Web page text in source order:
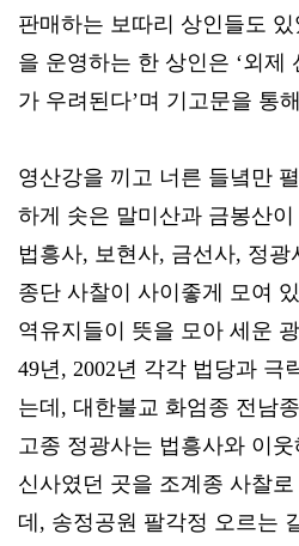
판매하는 보따리 상인들도
을 운영하는 한 상인은 ‘외제
가 우려된다’며 기고문을 통
영산강을 끼고 너른 들녘만
하게 솟은 말미산과 금봉산
법흥사, 보현사, 금선사, 정광
종단 사찰이 사이좋게 모여
역유지들이 뜻을 모아 세운
49년, 2002년 각각 법당과 극
는데, 대한불교 화엄종 전남
고종 정광사는 법흥사와 이
신사였던 곳을 조계종 사찰
데, 송정공원 팔각정 오르는